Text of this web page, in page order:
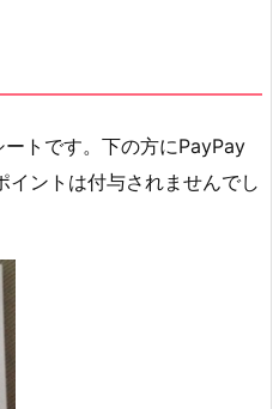
トです。下の方にPayPay
ントは付与されませんでし